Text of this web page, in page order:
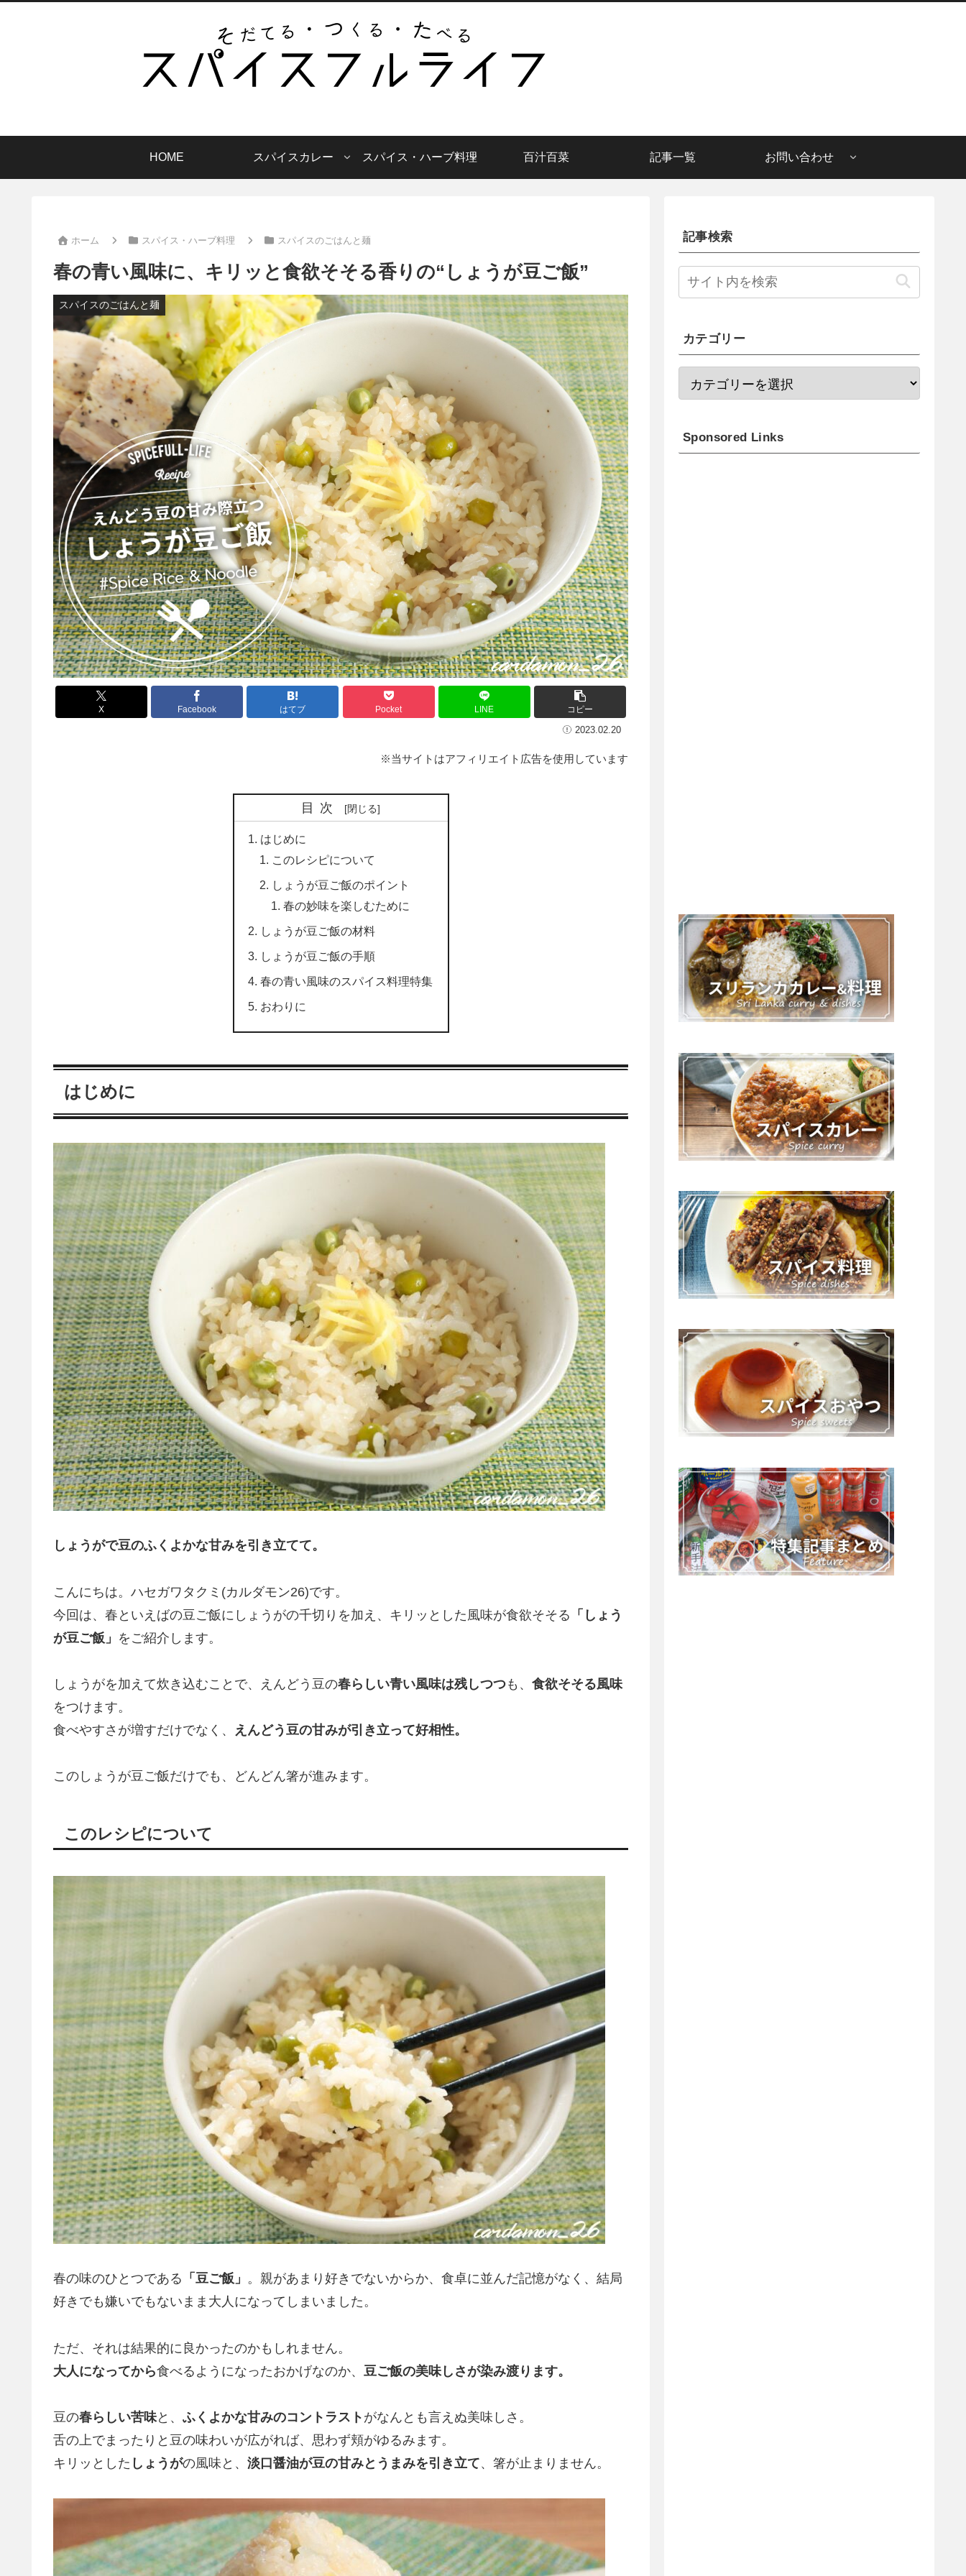
HOME スパイスカレー スパイス・ハーブ料理 百汁百菜 記事一覧 お問い合わせ
ホーム スパイス・ハーブ料理 スパイスのごはんと麺
春の青い風味に、キリッと食欲そそる香りの“しょうが豆ご飯”
スパイスのごはんと麺
X Facebook はてブ Pocket LINE コピー
2023.02.20
※当サイトはアフィリエイト広告を使用しています
目次
はじめに
このレシピについて
しょうが豆ご飯のポイント
春の妙味を楽しむために
しょうが豆ご飯の材料
しょうが豆ご飯の手順
春の青い風味のスパイス料理特集
おわりに
はじめに
しょうがで豆のふくよかな甘みを引き立てて。
こんにちは。ハセガワタクミ(カルダモン26)です。
今回は、春といえばの豆ご飯にしょうがの千切りを加え、キリッとした風味が食欲そそる 「しょう
が豆ご飯」 をご紹介します。
しょうがを加えて炊き込むことで、えんどう豆の春らしい青い風味は残しつつも、 食欲そそる風味
をつけます。
食べやすさが増すだけでなく、
えんどう豆の甘みが引き立って好相性。
このしょうが豆ご飯だけでも、どんどん箸が進みます。
このレシピについて
春の味のひとつである 「豆ご飯」 。親があまり好きでないからか、食卓に並んだ記憶がなく、結局
好きでも嫌いでもないまま大人になってしまいました。
ただ、それは結果的に良かったのかもしれません。
大人になってから食べるようになったおかげなのか、 豆ご飯の美味しさが染み渡ります。
豆の春らしい苦味と、 ふくよかな甘みのコントラスト がなんとも言えぬ美味しさ。
舌の上でまったりと豆の味わいが広がれば、思わず頬がゆるみます。
キリッとした しょうがの風味と、 淡口醤油が豆の甘みとうまみを引き立て、箸が止まりません。
記事検索
カテゴリー
Sponsored Links